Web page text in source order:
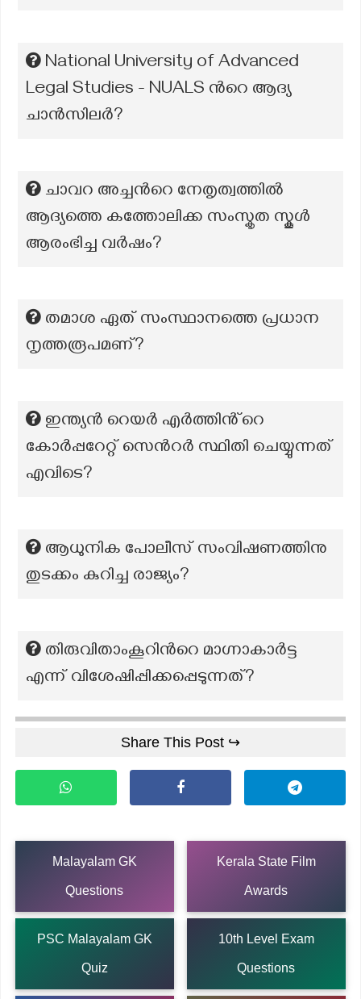
National University of Advanced
Legal Studies - NUALS ന്‍റെ ആദ്യ
ചാൻസിലർ?
ചാവറ അച്ചന്‍റെ നേതൃത്വത്തിൽ
ആദ്യത്തെ കത്തോലിക്ക സംസ്കൃത സ്കൂൾ
ആരംഭിച്ച വർഷം?
തമാശ ഏത് സംസ്ഥാനത്തെ പ്രധാന
നൃത്തരൂപമണ്?
ഇന്ത്യൻ റെയർ എർത്തിൻ്റെ
കോർപ്പറേറ്റ് സെൻറർ സ്ഥിതി ചെയ്യുന്നത്
എവിടെ?
ആധുനിക പോലീസ് സംവിഷണത്തിനു
തുടക്കം കുറിച്ച രാജ്യം?
തിരുവിതാംകൂറിന്‍റെ മാഗ്നാകാര്‍ട്ട
എന്ന് വിശേഷിപ്പിക്കപ്പെടുന്നത്?
Share This Post ↪
Malayalam GK
Questions
Kerala State Film
Awards
PSC Malayalam GK
Quiz
10th Level Exam
Questions